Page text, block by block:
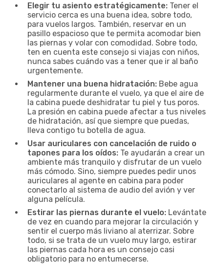
Elegir tu asiento estratégicamente: Tener el
servicio cerca es una buena idea, sobre todo,
para vuelos largos. También, reservar en un
pasillo espacioso que te permita acomodar bien
las piernas y volar con comodidad. Sobre todo,
ten en cuenta este consejo si viajas con niños,
nunca sabes cuándo vas a tener que ir al baño
urgentemente.
Mantener una buena hidratación: Bebe agua
regularmente durante el vuelo, ya que el aire de
la cabina puede deshidratar tu piel y tus poros.
La presión en cabina puede afectar a tus niveles
de hidratación, así que siempre que puedas,
lleva contigo tu botella de agua.
Usar auriculares con cancelación de ruido o
tapones para los oídos: Te ayudarán a crear un
ambiente más tranquilo y disfrutar de un vuelo
más cómodo. Sino, siempre puedes pedir unos
auriculares al agente en cabina para poder
conectarlo al sistema de audio del avión y ver
alguna película.
Estirar las piernas durante el vuelo: Levántate
de vez en cuando para mejorar la circulación y
sentir el cuerpo más liviano al aterrizar. Sobre
todo, si se trata de un vuelo muy largo, estirar
las piernas cada hora es un consejo casi
obligatorio para no entumecerse.